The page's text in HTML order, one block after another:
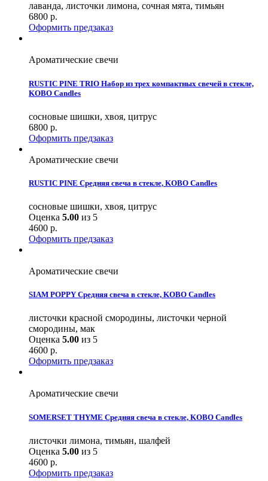
лаванда, листочки лимона, сочная мята, тимьян
6800 р.
Оформить предзаказ
Ароматические свечи
RUSTIC PINE TRIO Набор из трех компактных свечей в стекле,
KOBO Candles
сосновые шишки, хвоя, цитрус
6800 р.
Оформить предзаказ
Ароматические свечи
RUSTIC PINE Средняя свеча в стекле, KOBO Candles
сосновые шишки, хвоя, цитрус
Оценка 5.00 из 5
4600 р.
Оформить предзаказ
Ароматические свечи
SIAM POPPY Средняя свеча в стекле, KOBO Candles
листочки красной смородины, листочки черной
смородины, мак
Оценка 5.00 из 5
4600 р.
Оформить предзаказ
Ароматические свечи
SOMERSET THYME Средняя свеча в стекле, KOBO Candles
листочки лимона, тимьян, шалфей
Оценка 5.00 из 5
4600 р.
Оформить предзаказ